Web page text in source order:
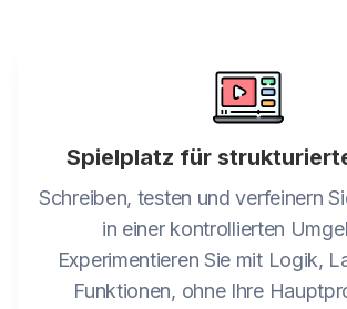
Spielplatz für
Schreiben, testen und verfeinern
in einer kontrollierten
Experimentieren Sie mit Logik,
Funktionen, ohne Ihre